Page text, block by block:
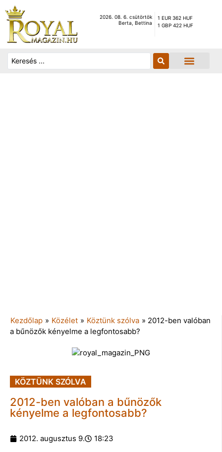
2026. 08. 6. csütörtök
Berta, Bettina
1 EUR 362 HUF
1 GBP 422 HUF
Kezdőlap » Közélet » Köztünk szólva » 2012-ben valóban
a bűnözők kényelme a legfontosabb?
KÖZTÜNK SZÓLVA
2012-ben valóban a bűnözők
kényelme a legfontosabb?
2012. augusztus 9. 18:23